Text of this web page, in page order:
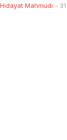
Hidayat Mahmudi